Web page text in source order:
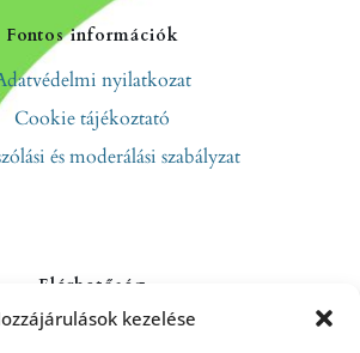
kezelése
Fontos információk
nyilatkozat
Cookie tájékoztató
és moderálási szabályzat
Elérhetőség
Kapcsolat